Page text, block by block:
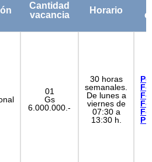
Cantidad
vacancia
Horario
01
Gs
6.000.000.-
30 horas
semanales.
De lunes a
viernes de
07:30 a
13:30 h.